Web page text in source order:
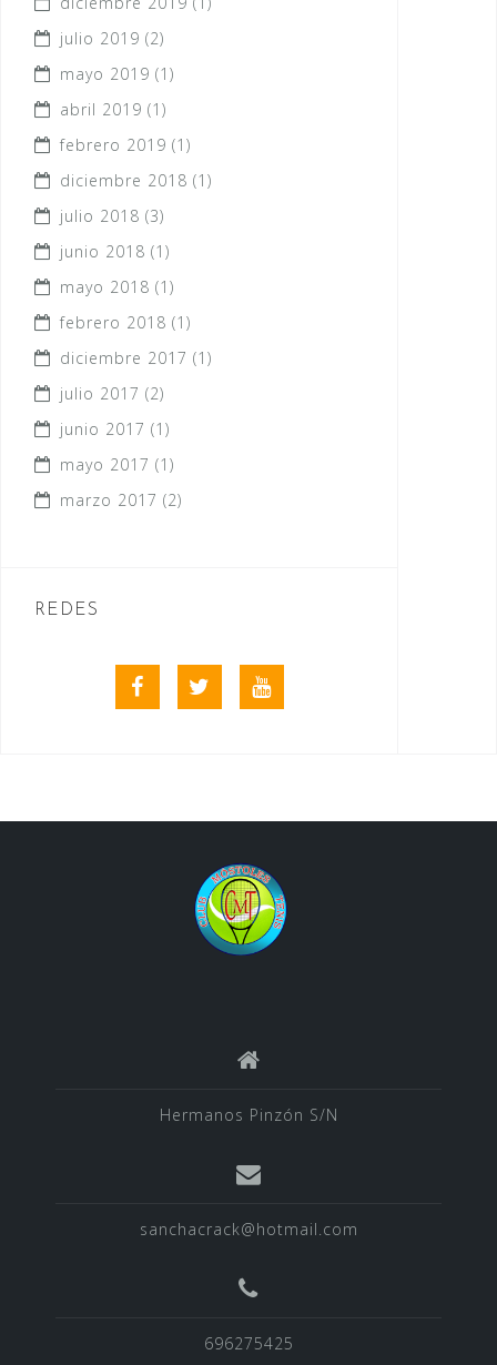
julio 2019 (2)
mayo 2019 (1)
abril 2019 (1)
febrero 2019 (1)
diciembre 2018 (1)
julio 2018 (3)
junio 2018 (1)
mayo 2018 (1)
febrero 2018 (1)
diciembre 2017 (1)
julio 2017 (2)
junio 2017 (1)
mayo 2017 (1)
marzo 2017 (2)
REDES
Facebook Twitter Youtube
Hermanos Pinzón S/N
sanchacrack@hotmail.com
696275425